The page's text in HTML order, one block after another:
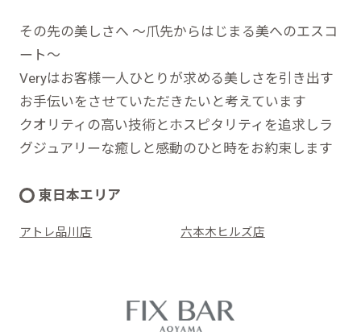
その先の美しさへ ～爪先からはじまる美へのエスコ
ート～
Veryはお客様一人ひとりが求める美しさを引き出す
お手伝いをさせていただきたいと考えています
クオリティの高い技術とホスピタリティを追求しラ
グジュアリーな癒しと感動のひと時をお約束します
東日本エリア
アトレ品川店 六本木ヒルズ店